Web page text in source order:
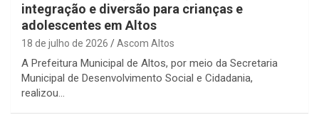
integração e diversão para crianças e
adolescentes em Altos
18 de julho de 2026 Ascom Altos
A Prefeitura Municipal de Altos, por meio da Secretaria
Municipal de Desenvolvimento Social e Cidadania,
realizou…